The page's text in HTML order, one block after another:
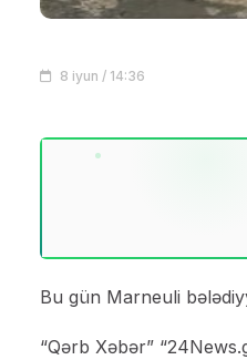
8 iyun / 14:36
Bu gün Marneuli
“Qərb Xəbər”